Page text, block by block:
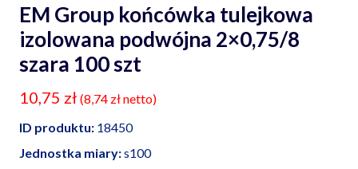
EM Group końcówka tulejkowa
izolowana podwójna 2×0,75/8
szara 100 szt
10,75 zł (8,74 złnetto)
ID produktu: 18450
Jednostka miary:s100